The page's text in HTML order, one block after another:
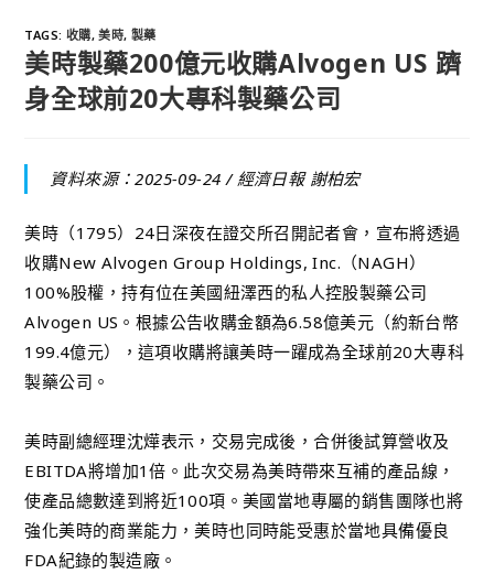
TAGS: 收購, 美時, 製藥
美時製藥200億元收購Alvogen US 躋
身全球前20大專科製藥公司
資料來源：2025-09-24 /經濟日報 謝柏宏
美時（1795）24日深夜在證交所召開記者會，宣布將透過
收購New Alvogen Group Holdings, Inc.（NAGH）
100%股權，持有位在美國紐澤西的私人控股製藥公司
Alvogen US。根據公告收購金額為6.58億美元（約新台幣
199.4億元），這項收購將讓美時一躍成為全球前20大專科
製藥公司。
美時副總經理沈燁表示，交易完成後，合併後試算營收及
EBITDA將增加1倍。此次交易為美時帶來互補的產品線，
使產品總數達到將近100項。美國當地專屬的銷售團隊也將
強化美時的商業能力，美時也同時能受惠於當地具備優良
FDA紀錄的製造廠。